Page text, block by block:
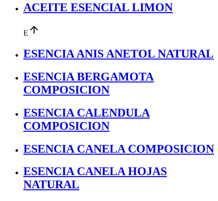
ACEITE ESENCIAL LIMON
E arrow_upward
ESENCIA ANIS ANETOL NATURAL
ESENCIA BERGAMOTA
COMPOSICION
ESENCIA CALENDULA
COMPOSICION
ESENCIA CANELA COMPOSICION
ESENCIA CANELA HOJAS
NATURAL